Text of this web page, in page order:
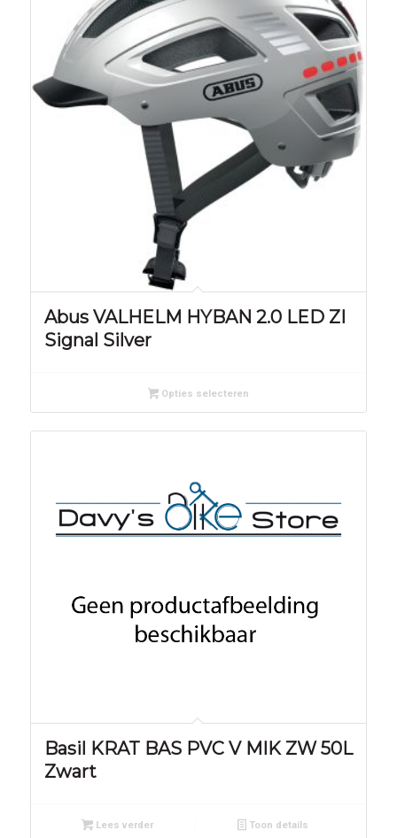
Abus VALHELM HYBAN 2.0 LED ZI
Signal Silver
Opties selecteren
Basil KRAT BAS PVC V MIK ZW 50L
Zwart
Lees verder Toon details